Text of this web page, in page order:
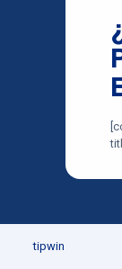
tipwin